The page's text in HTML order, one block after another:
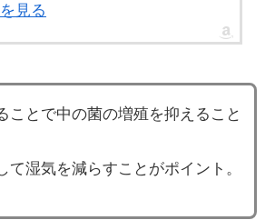
見る
ことで中の菌の増殖を抑えること
て湿気を減らすことがポイント。